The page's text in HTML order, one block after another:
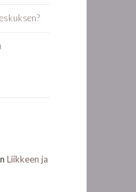
Liikkeen ja